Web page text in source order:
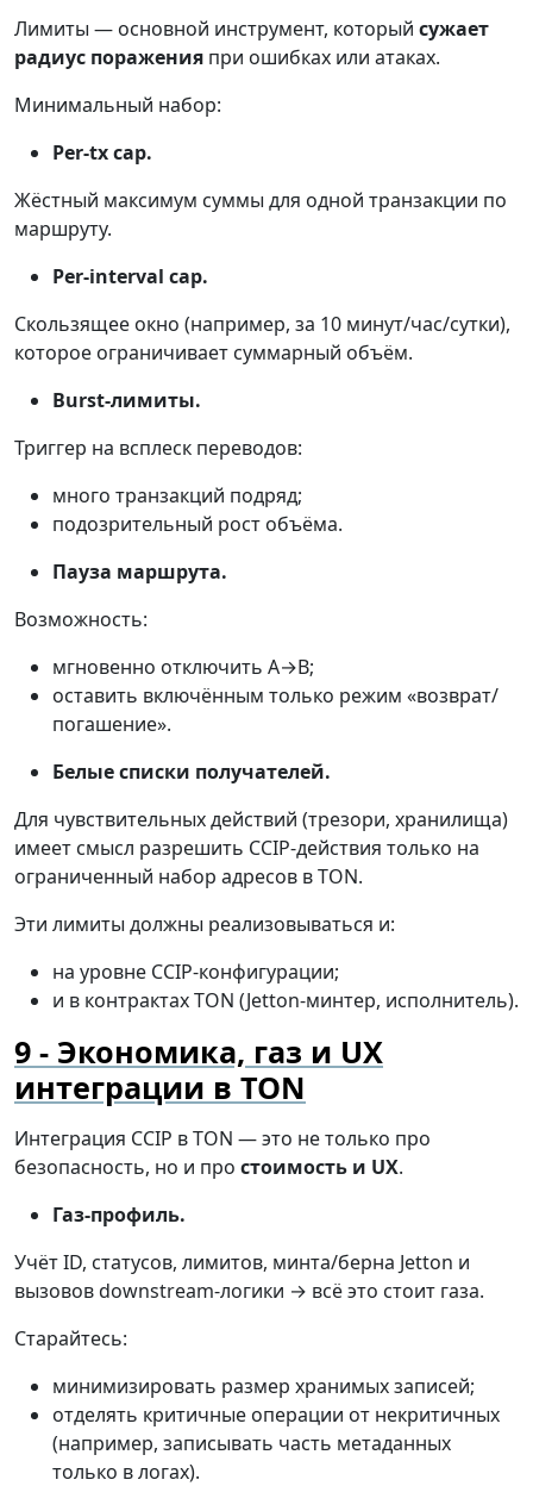
Лимиты — основной инструмент, который сужает
радиус поражения при ошибках или атаках.
Минимальный набор:
Per-tx cap.
Жёстный максимум суммы для одной транзакции по
маршруту.
Per-interval cap.
Скользящее окно (например, за 10 минут/час/сутки),
которое ограничивает суммарный объём.
Burst-лимиты.
Триггер на всплеск переводов:
много транзакций подряд;
подозрительный рост объёма.
Пауза маршрута.
Возможность:
мгновенно отключить A→B;
оставить включённым только режим «возврат/
погашение».
Белые списки получателей.
Для чувствительных действий (трезори, хранилища)
имеет смысл разрешить CCIP-действия только на
ограниченный набор адресов в TON.
Эти лимиты должны реализовываться и:
на уровне CCIP-конфигурации;
и в контрактах TON (Jetton-минтер, исполнитель).
Экономика, газ и UX
интеграции в TON
Интеграция CCIP в TON — это не только про
безопасность, но и про стоимость и UX.
Газ-профиль.
Учёт ID, статусов, лимитов, минта/берна Jetton и
вызовов downstream-логики → всё это стоит газа.
Старайтесь:
минимизировать размер хранимых записей;
отделять критичные операции от некритичных
(например, записывать часть метаданных
только в логах).